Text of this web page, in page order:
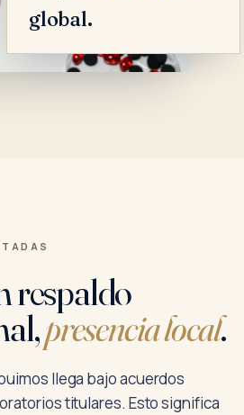
global.
respaldo
presencia local.
llega bajo acuerdos
titulares. Esto significa